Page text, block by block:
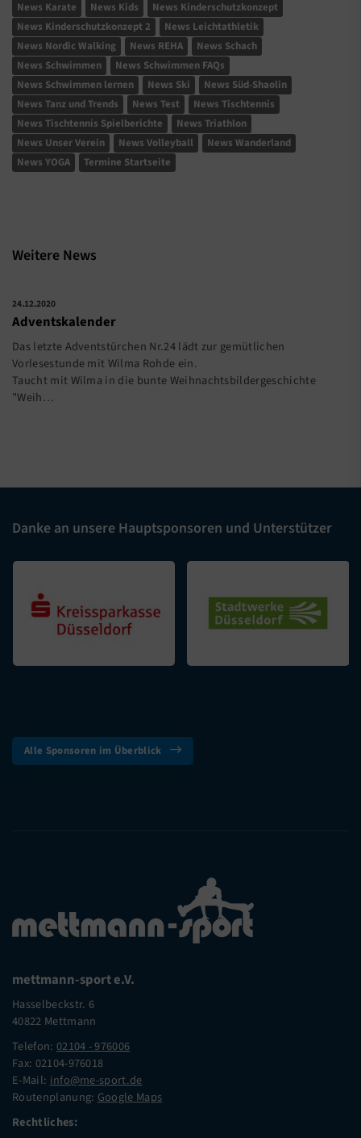
News Karate News Kids
News Kinderschutzkonzept
News Kinderschutzkonzept 2
News Leichtathletik
News Nordic Walking
News REHA
News Schach
News Schwimmen
News Schwimmen FAQs
News Schwimmen lernen
News Ski
News Süd-Shaolin
News Tanz und Trends
News Test
News Tischtennis
News Tischtennis Spielberichte
News Triathlon
News Unser Verein
News Volleyball
News Wanderland
News YOGA
Termine Startseite
Weitere News
24.12.2020
Adventskalender
Das letzte Adventstürchen Nr.24 lädt zur gemütlichen
Vorlesestunde mit Wilma Rohde ein.
Taucht mit Wilma in die bunte Weihnachtsbildergeschichte
"Weih…
Danke an unsere Hauptsponsoren und Unterstützer
Alle Sponsoren im Überblick
mettmann-sport e.V.
Hasselbeckstr. 6
40822 Mettmann
Telefon: 02104 - 976006
Fax: 02104-976018
E-Mail: info@me-sport.de
Routenplanung: Google Maps
Rechtliches: